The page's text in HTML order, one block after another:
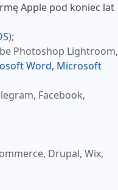
Apple pod koniec lat
);
Photoshop Lightroom,
Word, Microsoft
Facebook,
Drupal, Wix,